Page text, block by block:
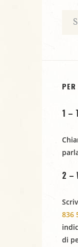
PER
1 –
2 –
836
di